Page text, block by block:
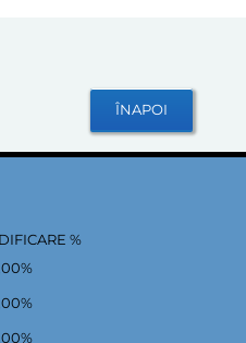
%
%
%
%